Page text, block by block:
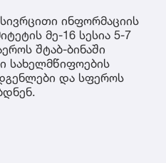
ინფორმაციის
მე-16 სესია 5-7
შტაბ-ბინაში
სახელმწიფოების
და სფეროს